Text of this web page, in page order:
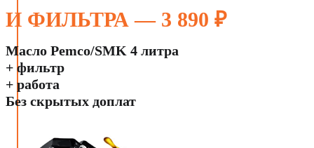
И ФИЛЬТРА — 3 890 ₽
Масло Pemco/SMK 4 литра
+ фильтр
+ работа
Без скрытых доплат